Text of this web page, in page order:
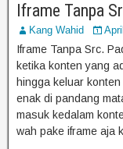
Iframe Tanpa
Kang Wahid
Iframe Tanpa Src.
ketika konten yang
hingga keluar
enak di pandang
masuk kedalam
wah pake iframe aja